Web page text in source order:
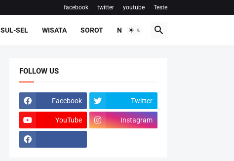
facebook twitter youtube Teste
SUL-SEL WISATA SOROT NASIONAL
FOLLOW US
Facebook Twitter
YouTube Instagram